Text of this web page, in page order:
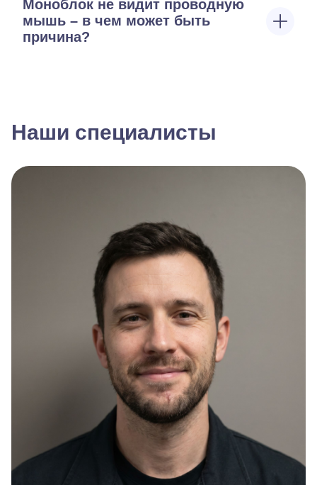
Моноблок не видит проводную
мышь – в чем может быть
причина?
Наши специалисты